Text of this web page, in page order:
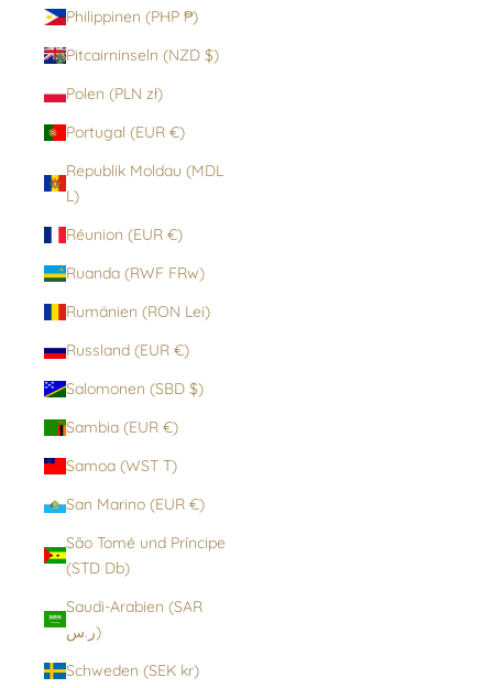
Philippinen (PHP ₱)
Pitcairninseln (NZD $)
Polen (PLN zł)
Portugal (EUR €)
Republik Moldau (MDL
L)
Réunion (EUR €)
Ruanda (RWF FRw)
Rumänien (RON Lei)
Russland (EUR €)
Salomonen (SBD $)
Sambia (EUR €)
Samoa (WST T)
San Marino (EUR €)
São Tomé und Príncipe
(STD Db)
Saudi-Arabien (SAR
ر.س)
Schweden (SEK kr)